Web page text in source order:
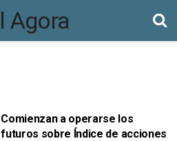
Comienzan a operarse los
futuros sobre Índice de acciones